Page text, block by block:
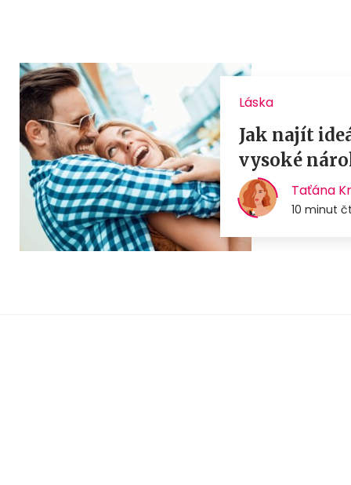
Láska
Jak najít
vysoké
Taťána
10 minut